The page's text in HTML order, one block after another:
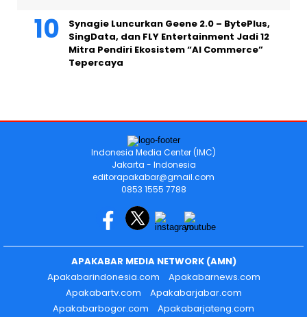
Synagie Luncurkan Geene 2.0 – BytePlus,
SingData, dan FLY Entertainment Jadi 12
Mitra Pendiri Ekosistem “AI Commerce”
Tepercaya
Indonesia Media Center (IMC)
Jakarta - Indonesia
editorapakabar@gmail.com
0853 1555 7788
APAKABAR MEDIA NETWORK (AMN)
Apakabarindonesia.com
Apakabarnews.com
Apakabartv.com
Apakabarjabar.com
Apakabarbogor.com
Apakabarjateng.com